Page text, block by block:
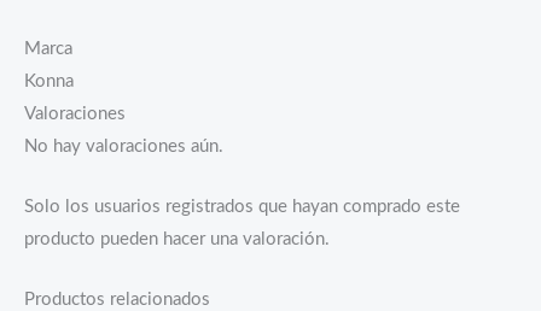
Marca
Konna
Valoraciones
No hay valoraciones aún.
Solo los usuarios registrados que hayan comprado este
producto pueden hacer una valoración.
Productos relacionados